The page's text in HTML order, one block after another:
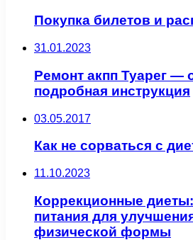
Покупка билетов и
31.01.2023
Ремонт акпп Туарег —
подробная инструкция
03.05.2017
Как не сорваться с
11.10.2023
Коррекционные
питания для
физической формы